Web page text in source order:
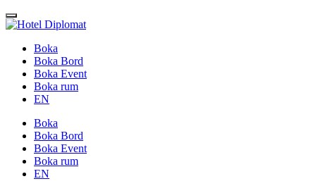
Boka
Boka Bord
Boka Event
Boka rum
EN
Boka
Boka Bord
Boka Event
Boka rum
EN